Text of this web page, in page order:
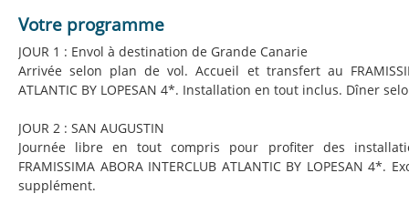
Votre programme
JOUR 1 : Envol à destination de Grande Canarie
Arrivée selon plan de vol. Accueil et transfert au
ATLANTIC BY LOPESAN 4*. Installation en tout inclus. Dîner
JOUR 2 : SAN AUGUSTIN
Journée libre en tout compris pour profiter des
FRAMISSIMA ABORA INTERCLUB ATLANTIC BY LOPESAN 4*.
supplément.